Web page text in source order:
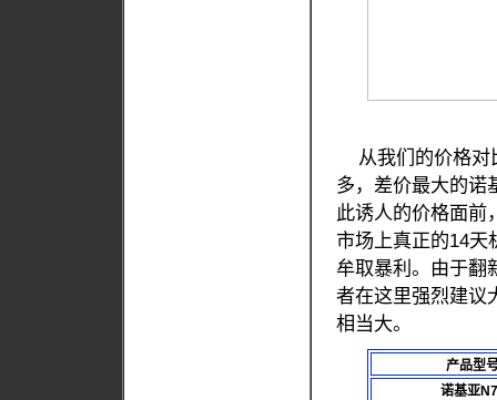
从我们的价格对
多，差价最大的诺
此诱人的价格面前
市场上真正的14天
牟取暴利。由于翻
者在这里强烈建议
相当大。
产品型
诺基亚